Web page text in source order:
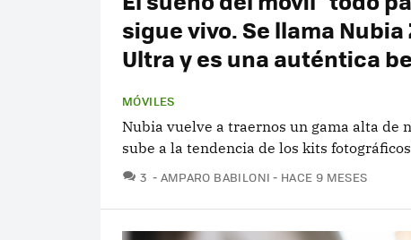
sigue vivo. Se llama Nubia
Ultra y es una auténtica
MÓVILES
Nubia vuelve a traernos un gama alta de
sube a la tendencia de los kits fotográficos
3 COMENTARIOS
AMPARO BABILONI HACE 9 MESES